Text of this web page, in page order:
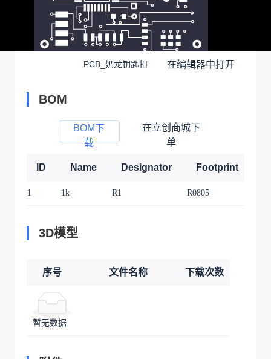
PCB_奶龙钥匙扣 在编辑器中打开
BOM
BOM下
载
在立创商城下
单
ID Name Designator Footprint
1 1k R1 R0805
3D模型
序号 文件名称 下载次数
暂无数据